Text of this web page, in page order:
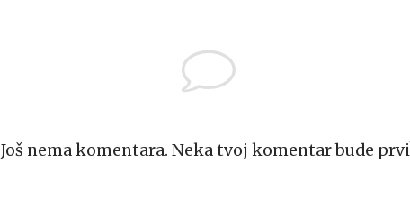
Još nema komentara. Neka tvoj komentar bude